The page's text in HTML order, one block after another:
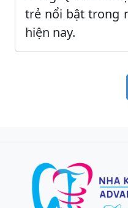
trẻ nổi bật trong
hiện nay.